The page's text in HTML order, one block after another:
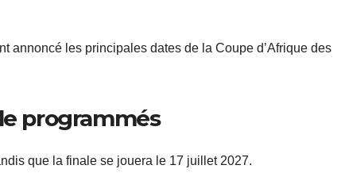
annoncé les principales dates de la Coupe d’Afrique des
programmés
que la finale se jouera le 17 juillet 2027.